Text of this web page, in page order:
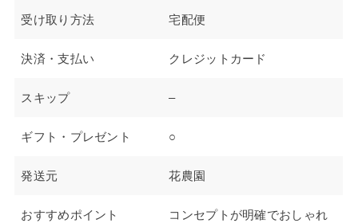
受け取り方法 宅配便
決済・支払い クレジットカード
スキップ –
ギフト・プレゼント ○
発送元 花農園
おすすめポイント コンセプトが明確でおしゃれ